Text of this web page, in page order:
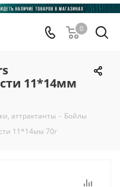
0
11*14мм
аттрактанты - Бойлы
11*14мм 70г